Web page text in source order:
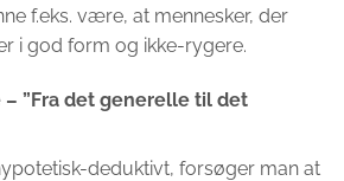
f.eks. være, at mennesker, der
i god form og ikke-rygere.
”Fra det generelle til det
deduktivt, forsøger man at